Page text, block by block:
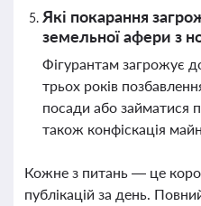
Які покарання
земельної афери з
Фігурантам загрожує
трьох років
посади або займатися
також конфіскація
Кожне з питань — це
публікацій за день.